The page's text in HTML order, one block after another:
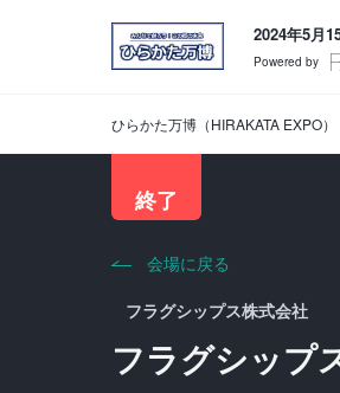
2024年5月
Powered by
ひらかた万博（HIRAKATA EXPO）
会場に戻る
終了
フラグシップス株式会社
フラグシップ